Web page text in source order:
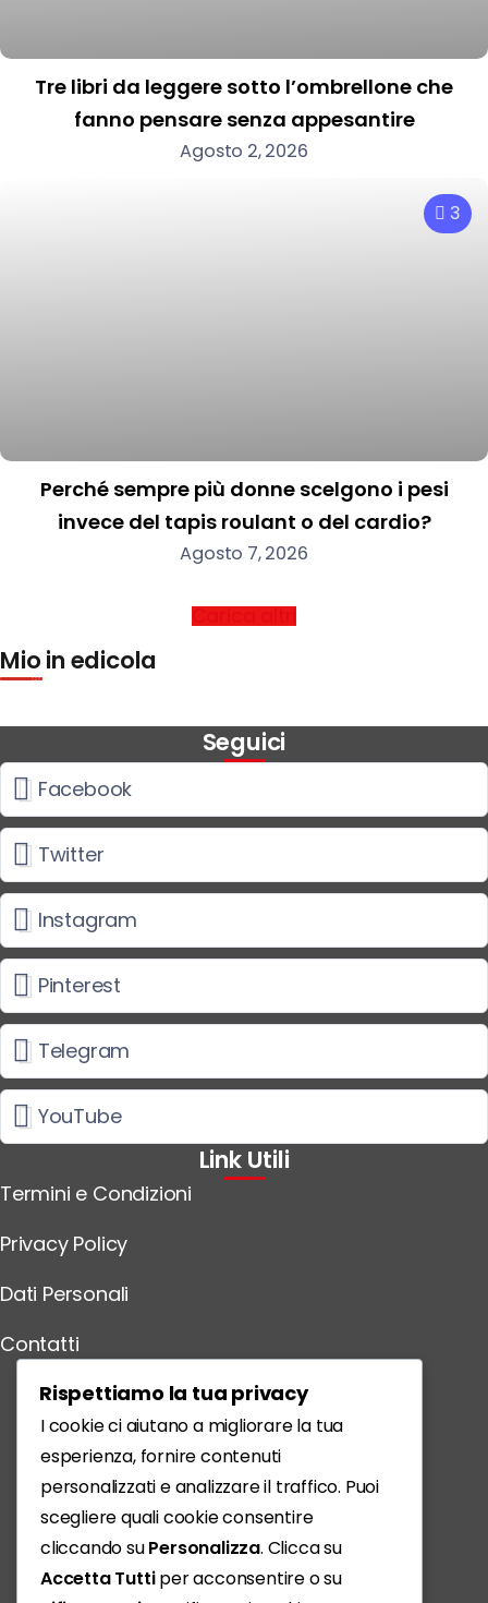
Tre libri da leggere sotto l’ombrellone che
fanno pensare senza appesantire
Agosto 2, 2026
3
Perché sempre più donne scelgono i pesi
invece del tapis roulant o del cardio?
Agosto 7, 2026
Mio in edicola
Seguici
Facebook
Twitter
Instagram
Pinterest
Telegram
YouTube
Link Utili
Termini e Condizioni
Privacy Policy
Dati Personali
Contatti
Scarica l'App
Rispettiamo la tua privacy
I cookie ci aiutano a migliorare la tua
esperienza, fornire contenuti
personalizzati e analizzare il traffico. Puoi
scegliere quali cookie consentire
cliccando suPersonalizza. Clicca su
Accetta Tuttiper acconsentire o su